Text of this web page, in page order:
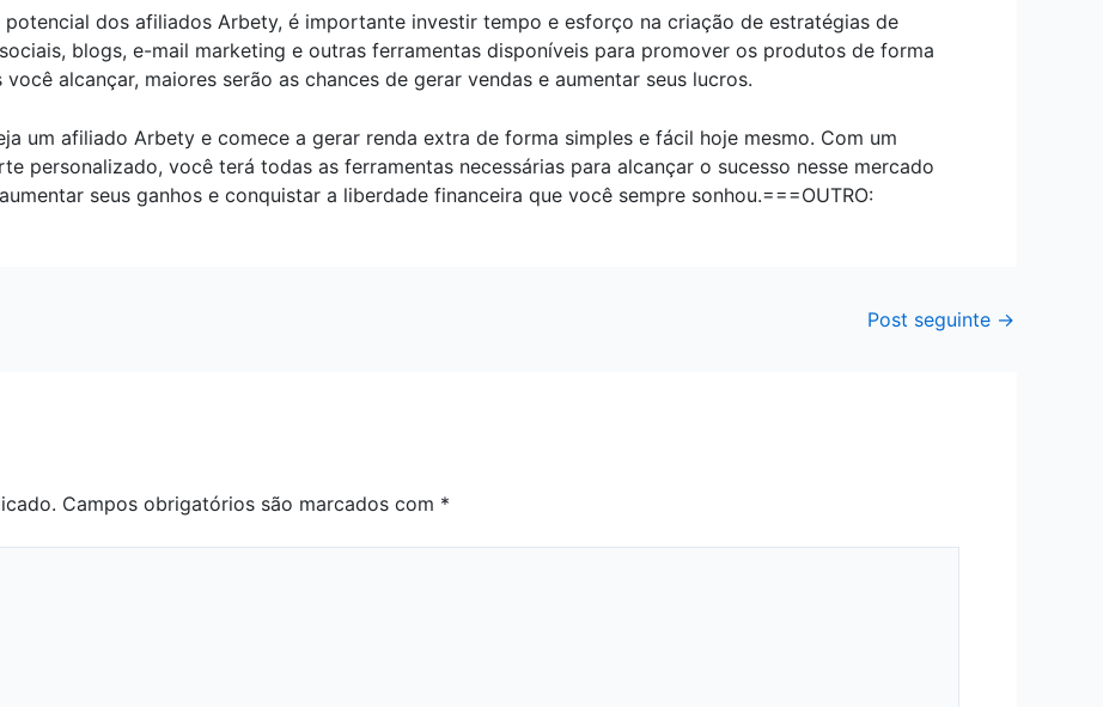
dos afiliados Arbety, é importante investir tempo e esforço na criação de estratégias de
blogs, e-mail marketing e outras ferramentas disponíveis para promover os produtos de forma
alcançar, maiores serão as chances de gerar vendas e aumentar seus lucros.
um afiliado Arbety e comece a gerar renda extra de forma simples e fácil hoje mesmo. Com um
personalizado, você terá todas as ferramentas necessárias para alcançar o sucesso nesse mercado
seus ganhos e conquistar a liberdade financeira que você sempre sonhou.===OUTRO:
Post seguinte →
Campos obrigatórios são marcados com *